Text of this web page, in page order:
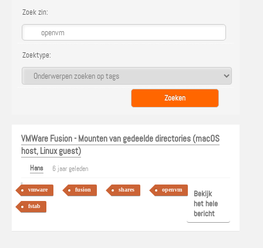
Zoek zin:
Zoektype:
VMWare Fusion - Mounten van gedeelde directories (macOS
host, Linux guest)
Hans 6 jaar geleden
vmware fusion shares openvm
fstab
Bekijk
het hele
bericht